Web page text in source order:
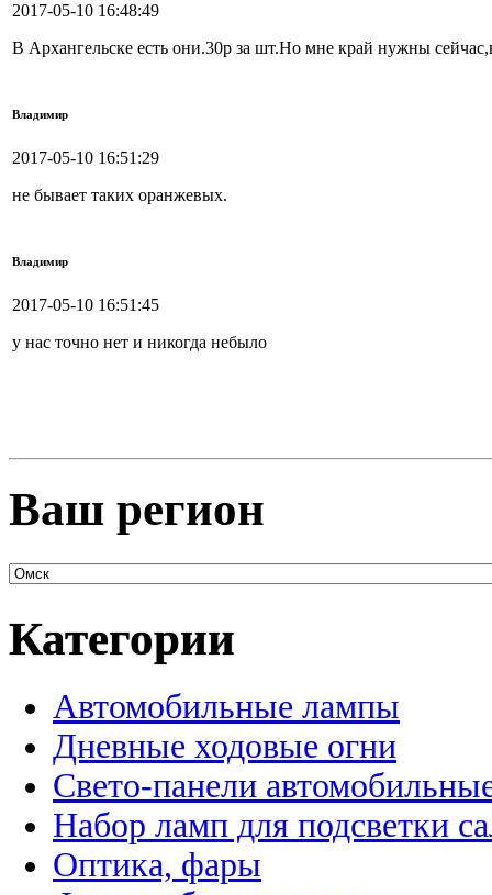
2017-05-10 16:48:49
В Архангельске есть они.30р за шт.Но мне край нужны
Владимир
2017-05-10 16:51:29
не бывает таких оранжевых.
Владимир
2017-05-10 16:51:45
у нас точно нет и никогда небыло
Ваш регион
Категории
Автомобильные лампы
Дневные ходовые огни
Свето-панели
Набор ламп для подсветки
Оптика, фары